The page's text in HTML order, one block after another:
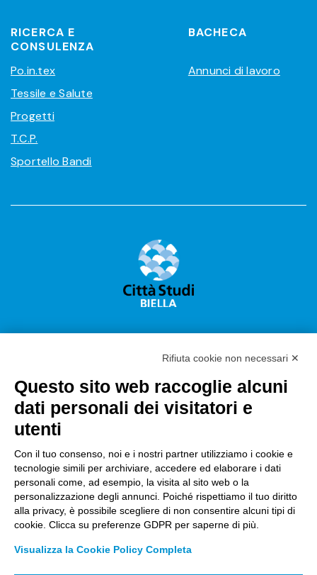
RICERCA E
CONSULENZA
Po.in.tex
Tessile e Salute
Progetti
T.C.P.
Sportello Bandi
BACHECA
Annunci di lavoro
Città Studi S.p.A.
Sede Legale Corso G. Pella, 2 – 13900 Biella Italy –
18.235.000,00
Registro Imprese Biella C. F. e numero 01491490023 –
R.E.A. CCIAA BI n. 142579 – Partita IVA 01491490023
PEC:amm.cittastudi@pec.ptbiellese.it–
megaweb@pec.ptbiellese.it
Rifiuta cookie non necessari ✕
Questo sito web raccoglie alcuni
dati personali dei visitatori e
utenti
Con il tuo consenso, noi e i nostri partner utilizziamo i cookie e
tecnologie simili per archiviare, accedere ed elaborare i dati
personali come, ad esempio, la visita al sito web o la
personalizzazione degli annunci. Poiché rispettiamo il tuo diritto
alla privacy, è possibile scegliere di non consentire alcuni tipi di
cookie. Clicca su preferenze GDPR per saperne di più.
Visualizza la Cookie Policy Completa